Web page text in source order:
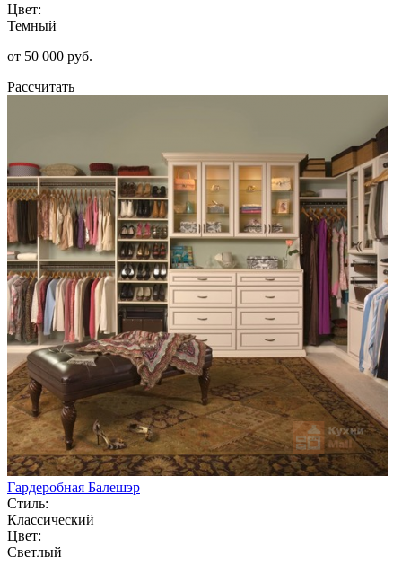
Цвет:
Темный
от 50 000 руб.
Рассчитать
Гардеробная Балешэр
Стиль:
Классический
Цвет:
Светлый